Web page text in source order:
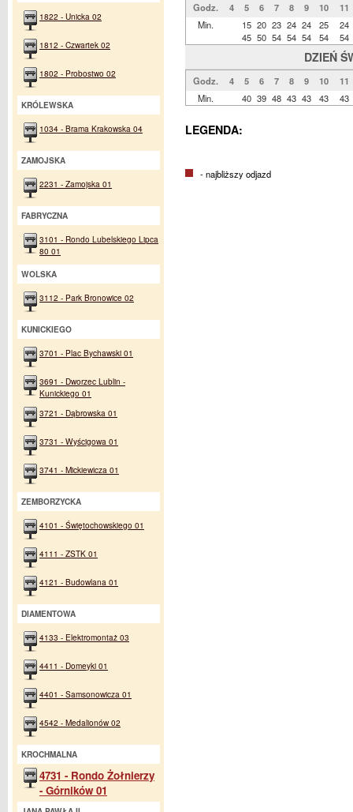
Godz. 4 5 6 7 8 9 10
11
Min.
15
45
20
50
23
54
24
54
24
54
25
54
24
54
DZIEŃ
Godz. 4 5 6 7 8 9 10
11
Min.
40 39 48 43 43 43 43
LEGENDA:
- najbliższy odjazd
1822 - Unicka 02
1812 - Czwartek 02
1802 - Probostwo 02
KRÓLEWSKA
1034 - Brama Krakowska 04
ZAMOJSKA
2231 - Zamojska 01
FABRYCZNA
3101 - Rondo Lubelskiego Lipca
80 01
WOLSKA
3112 - Park Bronowice 02
KUNICKIEGO
3701 - Plac Bychawski 01
3691 - Dworzec Lublin -
Kunickiego 01
3721 - Dąbrowska 01
3731 - Wyścigowa 01
3741 - Mickiewicza 01
ZEMBORZYCKA
4101 - Świętochowskiego 01
4111 - ZSTK 01
4121 - Budowlana 01
DIAMENTOWA
4133 - Elektromontaż 03
4411 - Domeyki 01
4401 - Samsonowicza 01
4542 - Medalionów 02
KROCHMALNA
4731 - Rondo Żołnierzy
- Górników 01